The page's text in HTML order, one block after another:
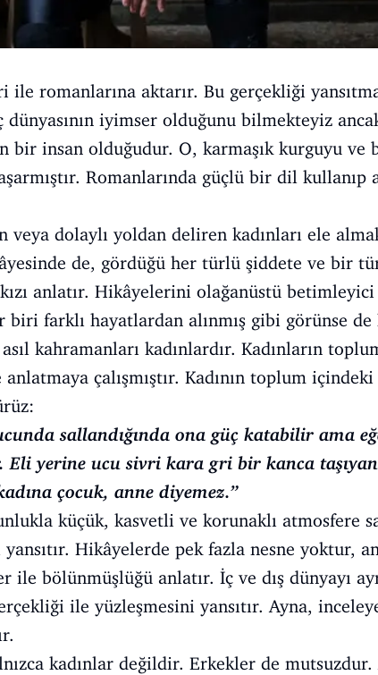
romanlarına aktarır. Bu gerçekliği
iyimser olduğunu bilmekteyiz
bir insan olduğudur. O, karmaşık kurguyu ve
Romanlarında güçlü bir dil kullanıp
dolaylı yoldan deliren kadınları ele
de, gördüğü her türlü şiddete ve bir
anlatır. Hikâyelerini olağanüstü
biri farklı hayatlardan alınmış gibi görünse
kahramanları kadınlardır. Kadınların
çalışmıştır. Kadının toplum
sallandığında ona güç katabilir ama
yerine ucu sivri kara gri bir kanca
çocuk, anne diyemez.”
küçük, kasvetli ve korunaklı atmosfere
Hikâyelerde pek fazla nesne yoktur,
bölünmüşlüğü anlatır. İç ve dış dünyayı
ile yüzleşmesini yansıtır. Ayna,
kadınlar değildir. Erkekler de